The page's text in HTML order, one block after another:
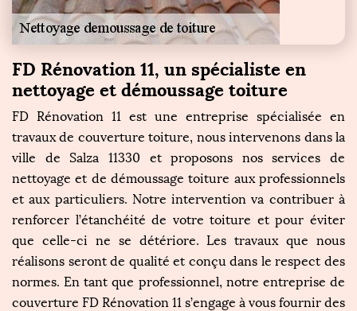
FD Rénovation 11, un spécialiste en
nettoyage et démoussage toiture
FD Rénovation 11 est une entreprise spécialisée en
travaux de couverture toiture, nous intervenons dans la
ville de Salza 11330 et proposons nos services de
nettoyage et de démoussage toiture aux professionnels
et aux particuliers. Notre intervention va contribuer à
renforcer l’étanchéité de votre toiture et pour éviter
que celle-ci ne se détériore. Les travaux que nous
réalisons seront de qualité et conçu dans le respect des
normes. En tant que professionnel, notre entreprise de
couverture FD Rénovation 11 s’engage à vous fournir des